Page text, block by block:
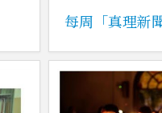
每周「真理新